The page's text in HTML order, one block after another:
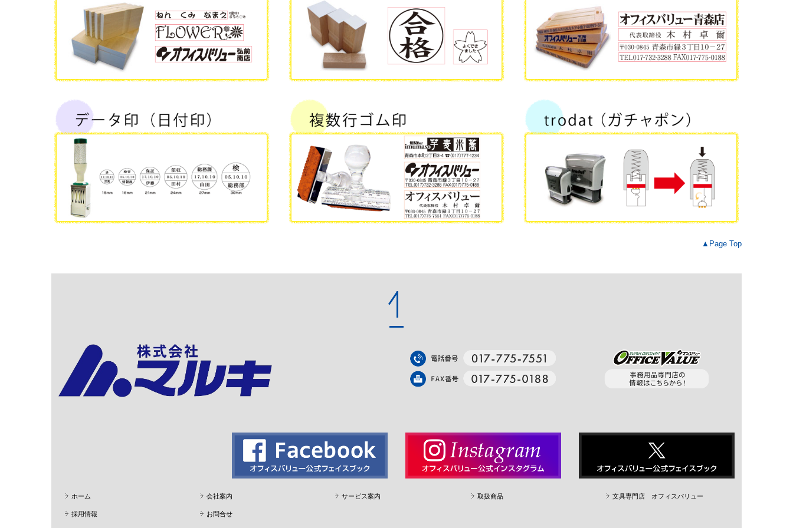
▲Page Top
ホーム 会社案内 サービス案内 取扱商品 文具専門店 オフィスバリュー
採用情報 お問合せ